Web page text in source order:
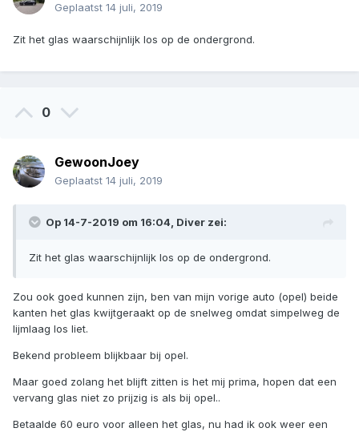
Geplaatst 14 juli, 2019
Zit het glas waarschijnlijk los op de ondergrond.
0
GewoonJoey
Geplaatst 14 juli, 2019
Op 14-7-2019 om 16:04, Diver zei:
Zit het glas waarschijnlijk los op de ondergrond.
Zou ook goed kunnen zijn, ben van mijn vorige auto (opel) beide
kanten het glas kwijtgeraakt op de snelweg omdat simpelweg de
lijmlaag los liet.
Bekend probleem blijkbaar bij opel.
Maar goed zolang het blijft zitten is het mij prima, hopen dat een
vervang glas niet zo prijzig is als bij opel..
Betaalde 60 euro voor alleen het glas, nu had ik ook weer een